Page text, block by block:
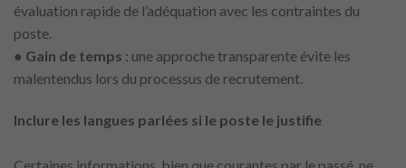
évaluation rapide de l’adéquation avec les contraintes du
poste.
● Gain de temps : une approche transparente évite les
malentendus lors du processus de recrutement.
Inclure les langues parlées si le poste le justifie